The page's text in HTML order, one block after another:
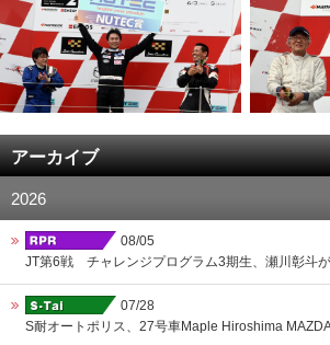
アーカイブ
2026
08/05
JT第6戦 チャレンジプログラム3期生、瀬川彰斗
07/28
S耐オートポリス、27号車Maple Hiroshima